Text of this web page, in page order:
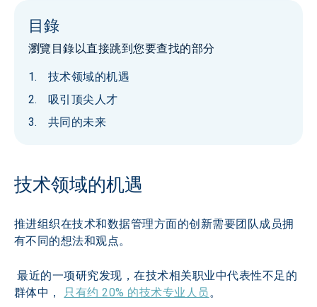
目錄
瀏覽目錄以直接跳到您要查找的部分
技术领域的机遇
吸引顶尖人才
共同的未来
技术领域的机遇
推进组织在技术和数据管理方面的创新需要团队成员拥
有不同的想法和观点。
最近的一项研究发现，在技术相关职业中代表性不足的
群体中， 只有约 20% 的技术专业人员 。